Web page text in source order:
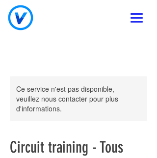
Ce service n'est pas disponible,
veuillez nous contacter pour plus
d'informations.
Circuit training - Tous